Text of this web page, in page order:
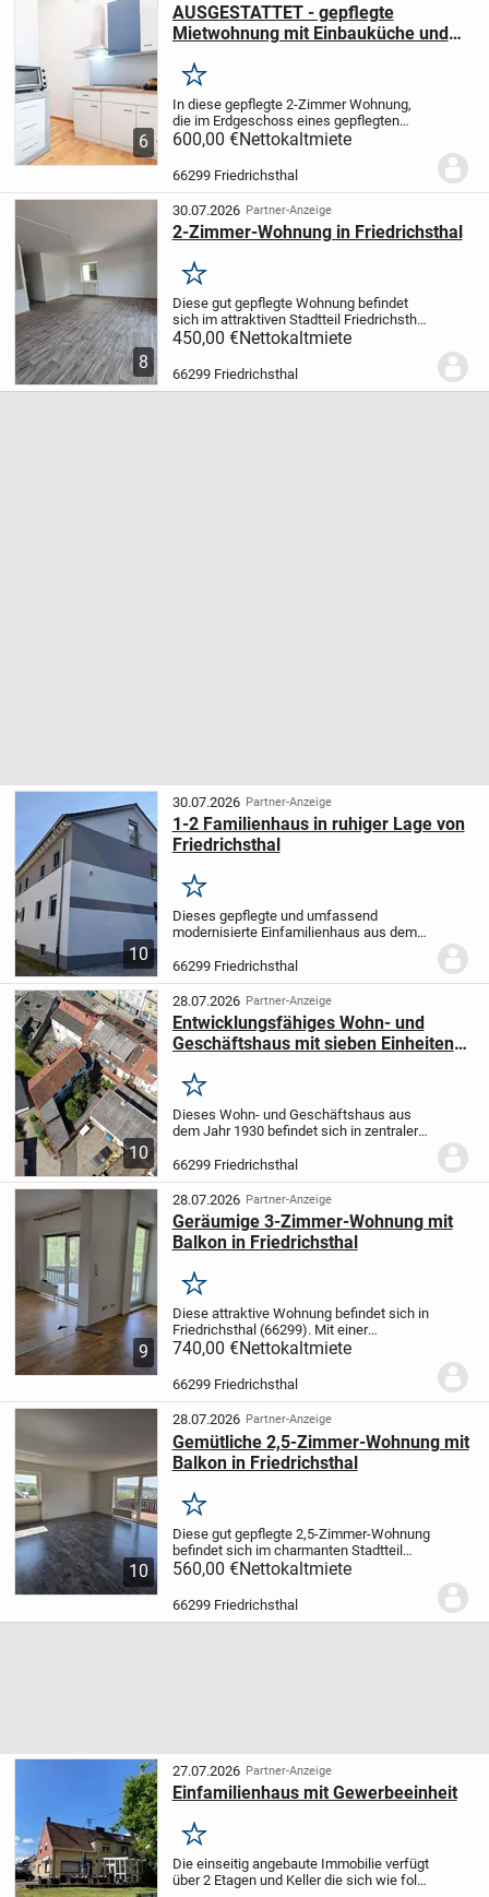
6
AUSGESTATTET - gepflegte
Mietwohnung mit Einbauküche und
Merken
In diese gepflegte 2-Zimmer Wohnung,
die im Erdgeschoss eines gepflegten
Wohn-und Geschäftshauses mit fünf
01.08.2026 einziehen.
600,00 €Nettokaltmiete
66299 Friedrichsthal
8
30.07.2026 Partner-Anzeige
2-Zimmer-Wohnung in Friedrichsthal
Merken
Diese gut gepflegte Wohnung befindet
sich im attraktiven Stadtteil Friedrichsthal.
In der Nähe der Ludwigstraße gelegen,
Wohnkomfort mit 2 Zimmern, einem
450,00 €Nettokaltmiete
66299 Friedrichsthal
10
30.07.2026 Partner-Anzeige
1-2 Familienhaus in ruhiger Lage von
Friedrichsthal
Merken
Dieses gepflegte und umfassend
modernisierte Einfamilienhaus aus dem
Nutzungsmöglichkeiten und kann bei
Bedarf auch als Zweifamilienhaus
genutzt werden. Durch...
66299 Friedrichsthal
10
28.07.2026 Partner-Anzeige
Entwicklungsfähiges Wohn- und
Geschäftshaus mit sieben Einheiten
Merken
Dieses Wohn- und Geschäftshaus aus
dem Jahr 1930 befindet sich in zentraler
Friedrichsthal. Die Immobilie umfasst
insgesamt zwei Gewerbe- und fünf
Wohneinheiten und...
66299 Friedrichsthal
9
28.07.2026 Partner-Anzeige
Geräumige 3-Zimmer-Wohnung mit
Balkon in Friedrichsthal
Merken
Diese attraktive Wohnung befindet sich in
Friedrichsthal (66299). Mit einer
großzügigen Fläche von 106 m² bietet die
oder Berufstätige. Mit drei
740,00 €Nettokaltmiete
66299 Friedrichsthal
10
28.07.2026 Partner-Anzeige
Gemütliche 2,5-Zimmer-Wohnung mit
Balkon in Friedrichsthal
Merken
Diese gut gepflegte 2,5-Zimmer-Wohnung
befindet sich im charmanten Stadtteil
Friedrichsthal, einer ruhigen und
freundlichen Gemeinde, die sich ideal für
Einzelpersonen oder Paare eignet. Mit
einer...
560,00 €Nettokaltmiete
66299 Friedrichsthal
27.07.2026 Partner-Anzeige
Einfamilienhaus mit Gewerbeeinheit
Merken
Die einseitig angebaute Immobilie verfügt
über 2 Etagen und Keller die sich wie folgt